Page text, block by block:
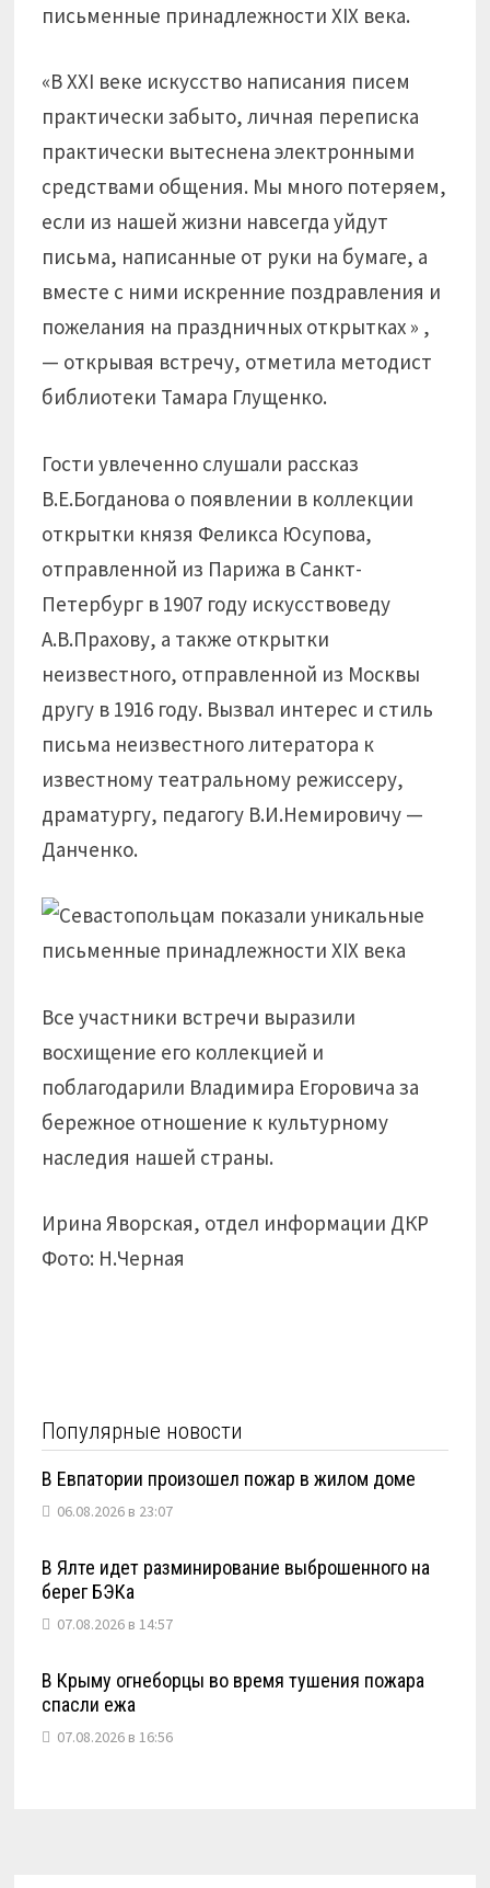
письменные принадлежности XIX века.
«В XXI веке искусство написания писем
практически забыто, личная переписка
практически вытеснена электронными
средствами общения. Мы много потеряем,
если из нашей жизни навсегда уйдут
письма, написанные от руки на бумаге, а
вместе с ними искренние поздравления и
пожелания на праздничных открытках » ,
— открывая встречу, отметила методист
библиотеки Тамара Глущенко.
Гости увлеченно слушали рассказ
В.Е.Богданова о появлении в коллекции
открытки князя Феликса Юсупова,
отправленной из Парижа в Санкт-
Петербург в 1907 году искусствоведу
А.В.Прахову, а также открытки
неизвестного, отправленной из Москвы
другу в 1916 году. Вызвал интерес и стиль
письма неизвестного литератора к
известному театральному режиссеру,
драматургу, педагогу В.И.Немировичу —
Данченко.
Все участники встречи выразили
восхищение его коллекцией и
поблагодарили Владимира Егоровича за
бережное отношение к культурному
наследия нашей страны.
Ирина Яворская, отдел информации ДКР
Фото: Н.Черная
Популярные новости
В Евпатории произошел пожар в жилом доме
06.08.2026 в 23:07
В Ялте идет разминирование выброшенного на
берег БЭКа
07.08.2026 в 14:57
В Крыму огнеборцы во время тушения пожара
спасли ежа
07.08.2026 в 16:56